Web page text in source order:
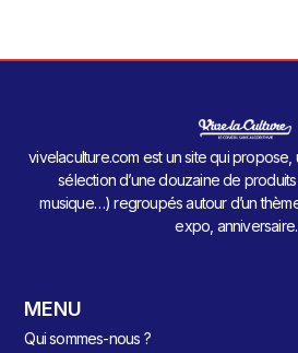
vivelaculture.com est un site qui
sélection d’une douzaine de produits
musique…) regroupés autour d’un
expo,
MENU
Qui sommes-nous ?